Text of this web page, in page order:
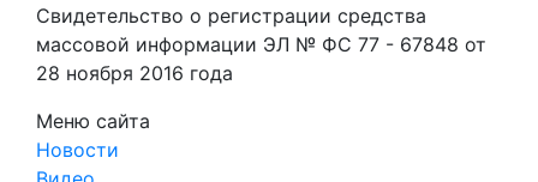
Свидетельство о регистрации средства
массовой информации ЭЛ № ФС 77 - 67848 от
28 ноября 2016 года
Меню сайта
Новости